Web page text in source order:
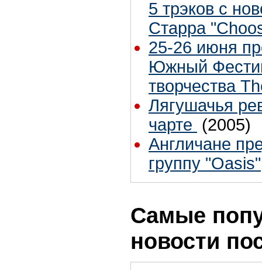
5 трэков с
Старра
25-26 июня
Южный
творчества
Лягушачья
чарте (2005)
Англичане
группу "Oasis"
Самые
новости